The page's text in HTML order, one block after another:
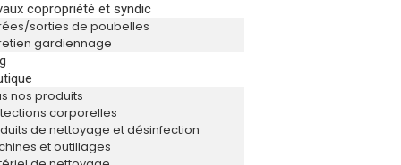
copropriété et syndic
sorties de poubelles
gardiennage
nos produits
corporelles
de nettoyage et désinfection
et outillages